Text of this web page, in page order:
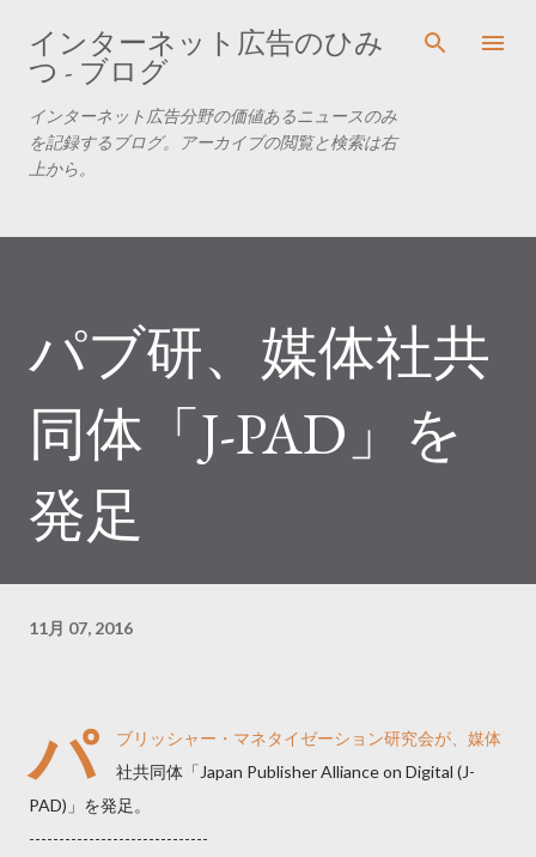
スキップしてメイン コンテンツに移動
インターネット広告のひみ
つ - ブログ
インターネット広告分野の価値あるニュースのみ
を記録するブログ。アーカイブの閲覧と検索は右
上から。
パブ研、媒体社共
同体「J-PAD」を
発足
11月 07, 2016
パ
ブリッシャー・マネタイゼーション研究会が、媒体
社共同体「Japan Publisher Alliance on Digital (J-
PAD)」を発足。
------------------------------